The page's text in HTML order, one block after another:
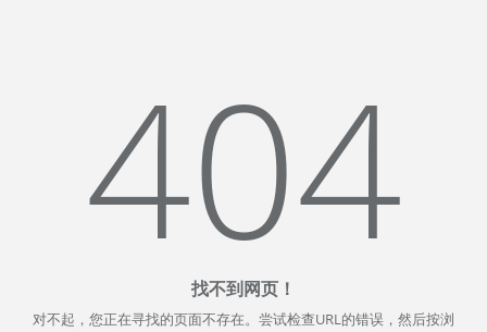
404
找不到网页！
对不起，您正在寻找的页面不存在。尝试检查URL的错误，然后按浏